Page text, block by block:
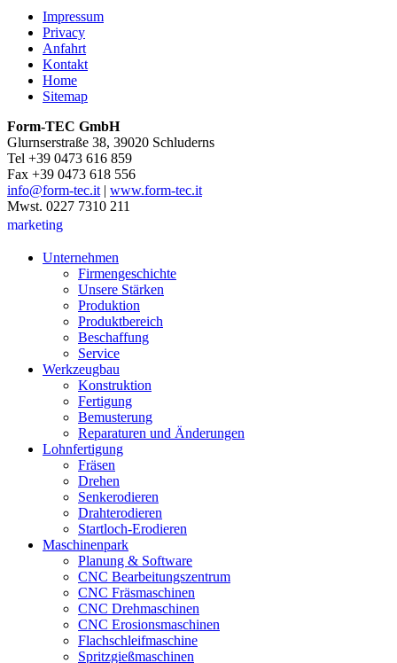
Impressum
Privacy
Anfahrt
Kontakt
Home
Sitemap
Form-TEC GmbH
Glurnserstraße 38, 39020 Schluderns
Tel +39 0473 616 859
Fax +39 0473 618 556
info@form-tec.it| www.form-tec.it
Mwst. 0227 7310 211
marketing
Unternehmen
Firmengeschichte
Unsere Stärken
Produktion
Produktbereich
Beschaffung
Service
Werkzeugbau
Konstruktion
Fertigung
Bemusterung
Reparaturen und Änderungen
Lohnfertigung
Fräsen
Drehen
Senkerodieren
Drahterodieren
Startloch-Erodieren
Maschinenpark
Planung & Software
CNC Bearbeitungszentrum
CNC Fräsmaschinen
CNC Drehmaschinen
CNC Erosionsmaschinen
Flachschleifmaschine
Spritzgießmaschinen